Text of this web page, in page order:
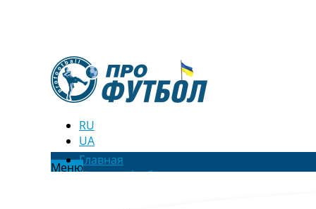
RU
UA
МенюГлавная
Новости футбола